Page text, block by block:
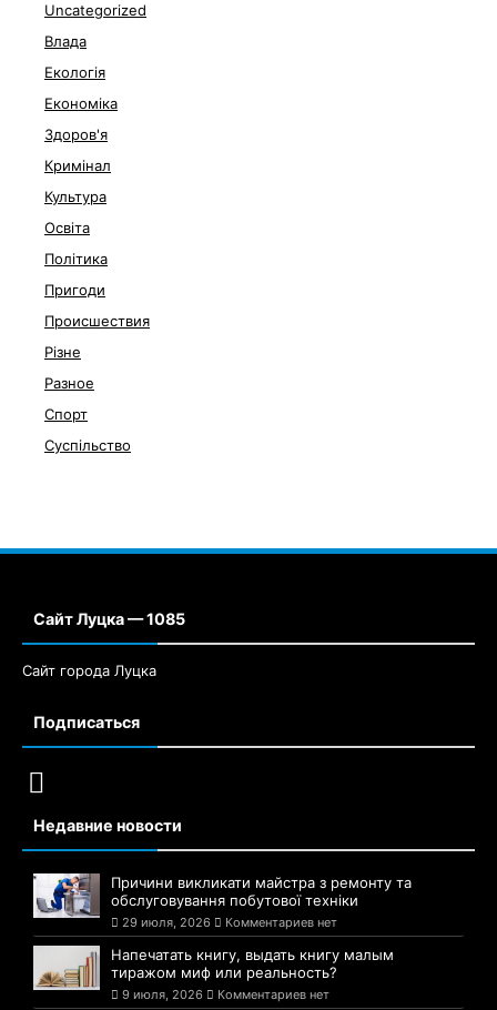
Uncategorized
Влада
Екологія
Економіка
Здоров'я
Кримінал
Культура
Освіта
Політика
Пригоди
Происшествия
Різне
Разное
Спорт
Суспільство
Сайт Луцка — 1085
Сайт города Луцка
Подписаться
Недавние новости
Причини викликати майстра з ремонту та
обслуговування побутової техніки
29 июля, 2026 Комментариев нет
Напечатать книгу, выдать книгу малым
тиражом миф или реальность?
9 июля, 2026 Комментариев нет